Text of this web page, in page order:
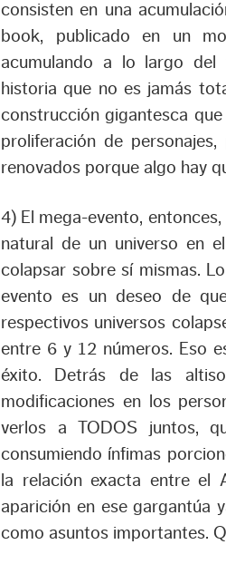
consisten en una
book, publicado en un
acumulando a lo largo del
historia que no es jamás
construcción gigantesca
proliferación de
renovados porque algo hay
4) El mega-evento,
natural de un universo en
colapsar sobre sí mismas.
evento es un deseo de
respectivos universos
entre 6 y 12 números. Eso
éxito. Detrás de las
modificaciones en los
verlos a TODOS juntos,
consumiendo ínfimas
la relación exacta entre el
aparición en ese gargantúa
como asuntos importantes.